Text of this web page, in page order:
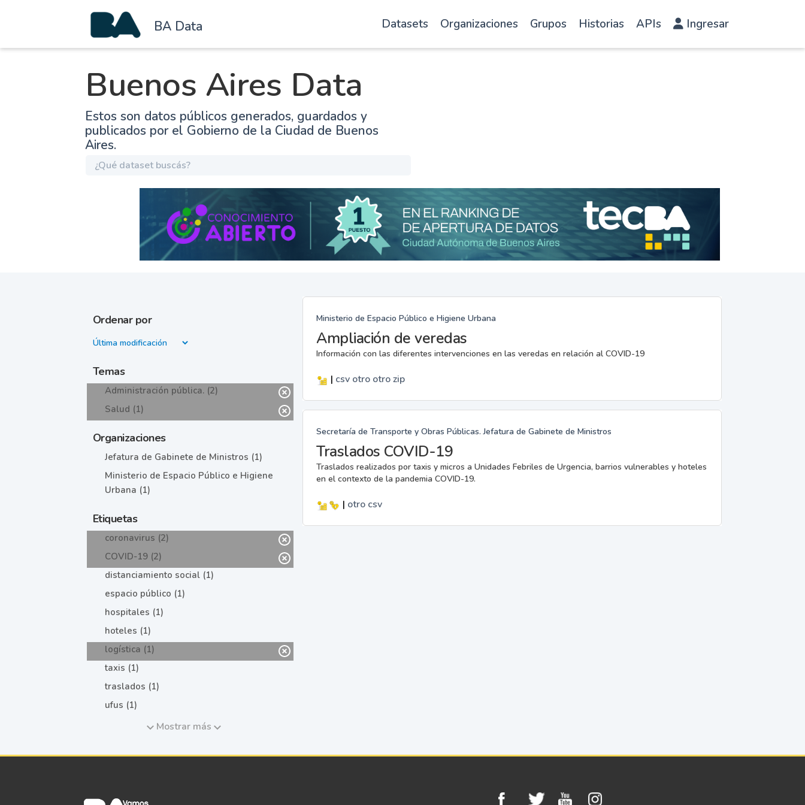
BA Data Datasets Organizaciones Grupos Historias APIs Ingresar
Buenos Aires Data
Estos son datos públicos generados, guardados y
publicados por el Gobierno de la Ciudad de Buenos
Aires.
Ordenar por
Temas
Administración pública. (2)
Salud (1)
Organizaciones
Jefatura de Gabinete de Ministros (1)
Ministerio de Espacio Público e Higiene
Urbana (1)
Etiquetas
coronavirus (2)
COVID-19 (2)
distanciamiento social (1)
espacio público (1)
hospitales (1)
hoteles (1)
logística (1)
taxis (1)
traslados (1)
ufus (1)
Mostrar más
Ministerio de Espacio Público e Higiene Urbana
Ampliación de veredas
Información con las diferentes intervenciones en las veredas en relación al COVID-19
| csv otro otrozip
Secretaría de Transporte y Obras Públicas. Jefatura de Gabinete de Ministros
Traslados COVID-19
Traslados realizados por taxis y micros a Unidades Febriles de Urgencia, barrios vulnerables y hoteles
en el contexto de la pandemia COVID-19.
| otro csv